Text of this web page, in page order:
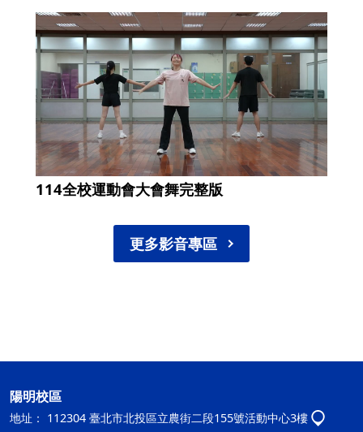
114全校運動會大會舞完整版
更多影音專區
陽明校區
地址： 112304 臺北市北投區立農街二段155號活動中心3樓